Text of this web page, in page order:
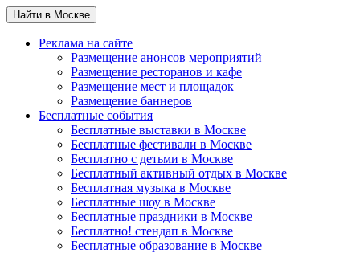
Найти в Москве
Реклама на сайте
Размещение анонсов мероприятий
Размещение ресторанов и кафе
Размещение мест и площадок
Размещение баннеров
Бесплатные события
Бесплатные выставки в Москве
Бесплатные фестивали в Москве
Бесплатно с детьми в Москве
Бесплатный активный отдых в Москве
Бесплатная музыка в Москве
Бесплатные шоу в Москве
Бесплатные праздники в Москве
Бесплатно! стендап в Москве
Бесплатные образование в Москве